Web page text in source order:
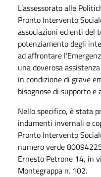
L’assessorato alle
Pronto Intervento
associazioni ed enti del
potenziamento degli
ad affrontare
una doverosa
in condizione di grave
bisognose di supporto e
Nello specifico, è stata
indumenti invernali e
Pronto Intervento
numero verde
Ernesto Petrone 14, in
Montegrappa n. 102.